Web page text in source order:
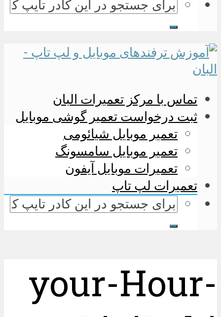
تماس با مرکز تعمیرات البان
ثبت درخواست تعمیر گوشی موبایل
تعمیر موبایل شیائومی
تعمیر موبایل سامسونگ
تعمیرات موبایل آیفون
تعمیرات لپ تاپ
your-Hour-